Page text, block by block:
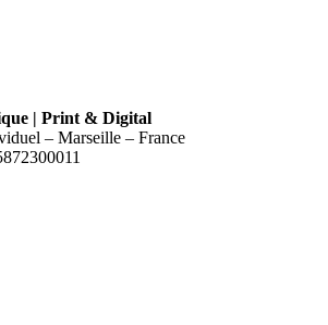
| Print & Digital
– Marseille – France